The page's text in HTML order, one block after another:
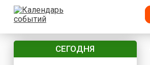
СЕГОДНЯ